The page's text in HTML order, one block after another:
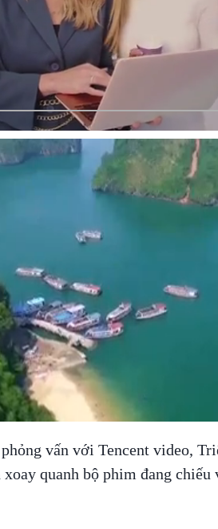
vấn với Tencent video,
quanh bộ phim đang chiếu